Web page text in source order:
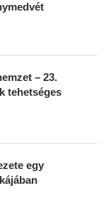
– 23.
tehetséges
egy